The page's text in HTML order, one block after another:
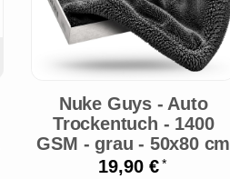
Nuke Guys - Auto
Trockentuch - 1400
GSM - grau - 50x80 cm
19,90 €*